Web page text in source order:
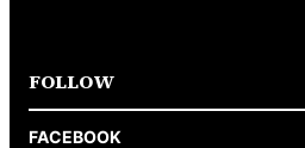
FOLLOW
FACEBOOK